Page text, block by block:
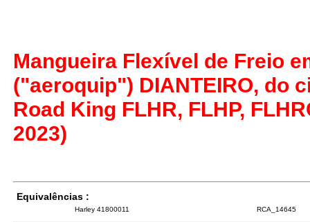
Mangueira Flexível de Freio
("aeroquip") DIANTEIRO, do
Road King FLHR, FLHP,
2023)
Equivalências :
Harley 41800011 RCA_14645